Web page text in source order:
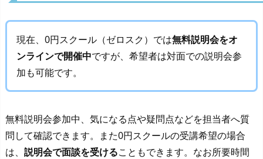
現在、0円スクール（ゼロスク）では無料説明会をオ
ンラインで開催中ですが、希望者は対面での説明会参
加も可能です。
無料説明会参加中、気になる点や疑問点などを担当者へ質
問して確認できます。また0円スクールの受講希望の場合
は、 説明会で面談を受けることもできます。なお所要時間